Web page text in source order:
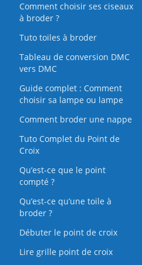
Comment choisir ses ciseaux
à broder ?
Tuto toiles à broder
Tableau de conversion DMC
vers DMC
Guide complet : Comment
choisir sa lampe ou lampe
Comment broder une nappe
Tuto Complet du Point de
Croix
Qu’est-ce que le point
compté ?
Qu’est‑ce qu’une toile à
broder ?
Débuter le point de croix
Lire grille point de croix